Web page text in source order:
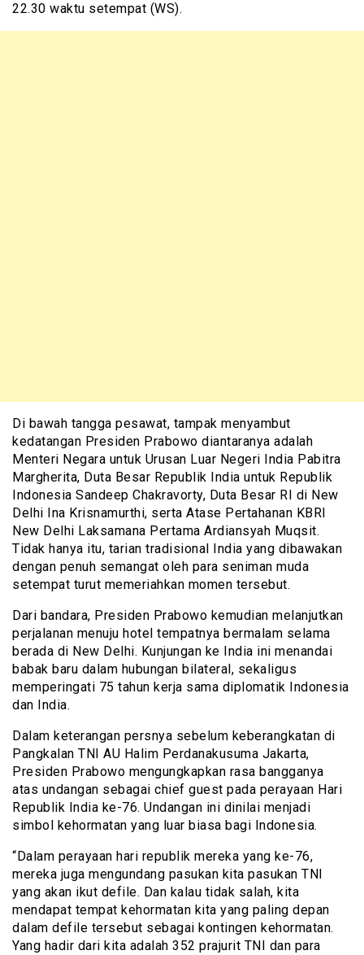
22.30 waktu setempat (WS).
Di bawah tangga pesawat, tampak menyambut
kedatangan Presiden Prabowo diantaranya adalah
Menteri Negara untuk Urusan Luar Negeri India Pabitra
Margherita, Duta Besar Republik India untuk Republik
Indonesia Sandeep Chakravorty, Duta Besar RI di New
Delhi Ina Krisnamurthi, serta Atase Pertahanan KBRI
New Delhi Laksamana Pertama Ardiansyah Muqsit.
Tidak hanya itu, tarian tradisional India yang dibawakan
dengan penuh semangat oleh para seniman muda
setempat turut memeriahkan momen tersebut.
Dari bandara, Presiden Prabowo kemudian melanjutkan
perjalanan menuju hotel tempatnya bermalam selama
berada di New Delhi. Kunjungan ke India ini menandai
babak baru dalam hubungan bilateral, sekaligus
memperingati 75 tahun kerja sama diplomatik Indonesia
dan India.
Dalam keterangan persnya sebelum keberangkatan di
Pangkalan TNI AU Halim Perdanakusuma Jakarta,
Presiden Prabowo mengungkapkan rasa bangganya
atas undangan sebagai chief guest pada perayaan Hari
Republik India ke-76. Undangan ini dinilai menjadi
simbol kehormatan yang luar biasa bagi Indonesia.
“Dalam perayaan hari republik mereka yang ke-76,
mereka juga mengundang pasukan kita pasukan TNI
yang akan ikut defile. Dan kalau tidak salah, kita
mendapat tempat kehormatan kita yang paling depan
dalam defile tersebut sebagai kontingen kehormatan.
Yang hadir dari kita adalah 352 prajurit TNI dan para